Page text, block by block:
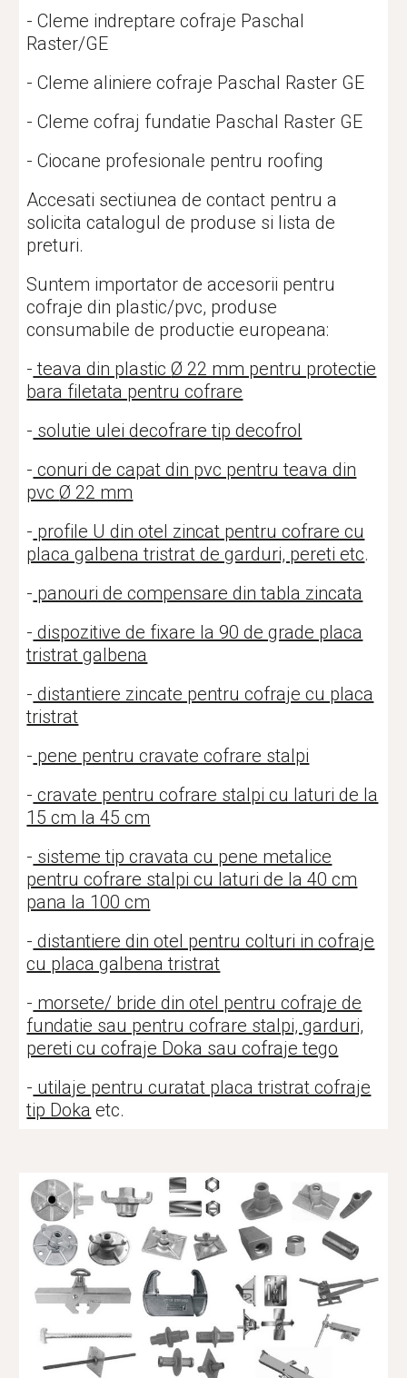
- Cleme indreptare cofraje Paschal
Raster/GE
- Cleme aliniere cofraje Paschal Raster GE
- Cleme cofraj fundatie Paschal Raster GE
- Ciocane profesionale pentru roofing
Accesati sectiunea de contact pentru a
solicita catalogul de produse si lista de
preturi.
Suntem importator de accesorii pentru
cofraje din plastic/pvc, produse
consumabile de productie europeana:
- teava din plasticØ 22 mm pentru protectie
bara filetata pentru cofrare
- solutie ulei decofrare tip decofrol
- conuri de capat din pvc pentru teava din
pvcØ 22 mm
- profile U din otel zincat pentru cofrare cu
placa galbena tristrat de garduri, pereti etc.
- panouri de compensare din tabla zincata
- dispozitive de fixare la 90 de grade placa
tristrat galbena
- distantiere zincate pentru cofraje cu placa
tristrat
- pene pentru cravate cofrare stalpi
- cravate pentru cofrare stalpi cu laturi de la
15 cm la 45 cm
- sisteme tip cravata cu pene metalice
pentru cofrare stalpi cu laturi de la 40 cm
pana la 100 cm
- distantiere din otel pentru colturi in cofraje
cu placa galbena tristrat
- morsete/ bride din otel pentru cofraje de
fundatie sau pentru cofrare stalpi, garduri,
pereti cu cofraje Doka sau cofraje tego
- utilaje pentru curatat placa tristrat cofraje
tip Doka etc.